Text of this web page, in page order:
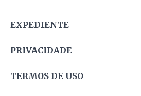
EXPEDIENTE
PRIVACIDADE
TERMOS DE USO